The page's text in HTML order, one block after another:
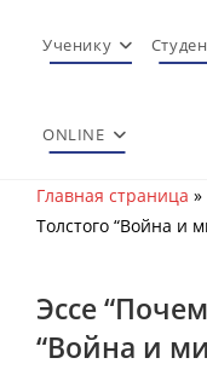
Ученику
ONLINE
Главная страница »
Толстого “Война и
Эссе
“Война и